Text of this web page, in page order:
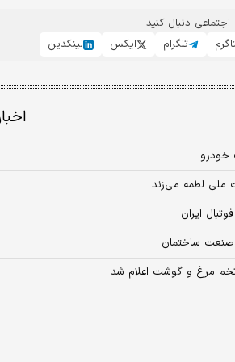
دنبال کنید
تلگرام ایکس لینکدین
خودرو
ملی لطمه می‌زند
ایران
صنعت ساختمان
مرغ و گوشت اعلام شد